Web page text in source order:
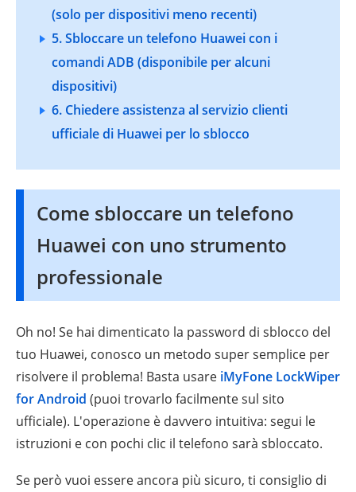
(solo per dispositivi meno recenti)
5. Sbloccare un telefono Huawei con i
comandi ADB (disponibile per alcuni
dispositivi)
6. Chiedere assistenza al servizio clienti
ufficiale di Huawei per lo sblocco
Come sbloccare un telefono
Huawei con uno strumento
professionale
Oh no! Se hai dimenticato la password di sblocco del
tuo Huawei, conosco un metodo super semplice per
risolvere il problema! Basta usare iMyFone LockWiper
for Android (puoi trovarlo facilmente sul sito
ufficiale). L'operazione è davvero intuitiva: segui le
istruzioni e con pochi clic il telefono sarà sbloccato.
Se però vuoi essere ancora più sicuro, ti consiglio di